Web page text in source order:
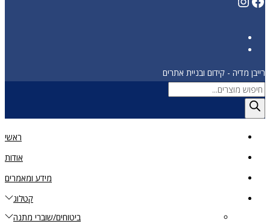
רייבן מדיה - קידום ובניית אתרים
Products
search
ראשי
אודות
מידע ומאמרים
קטלוג
ביטוחים/שוברי מתנה